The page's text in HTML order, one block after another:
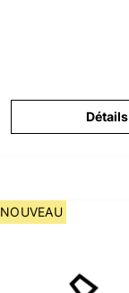
Détails
NOUVEAU